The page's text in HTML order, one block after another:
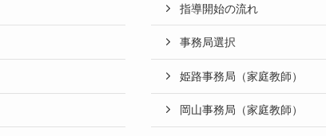
指導開始の流れ
事務局選択
姫路事務局（家庭教師）
岡山事務局（家庭教師）